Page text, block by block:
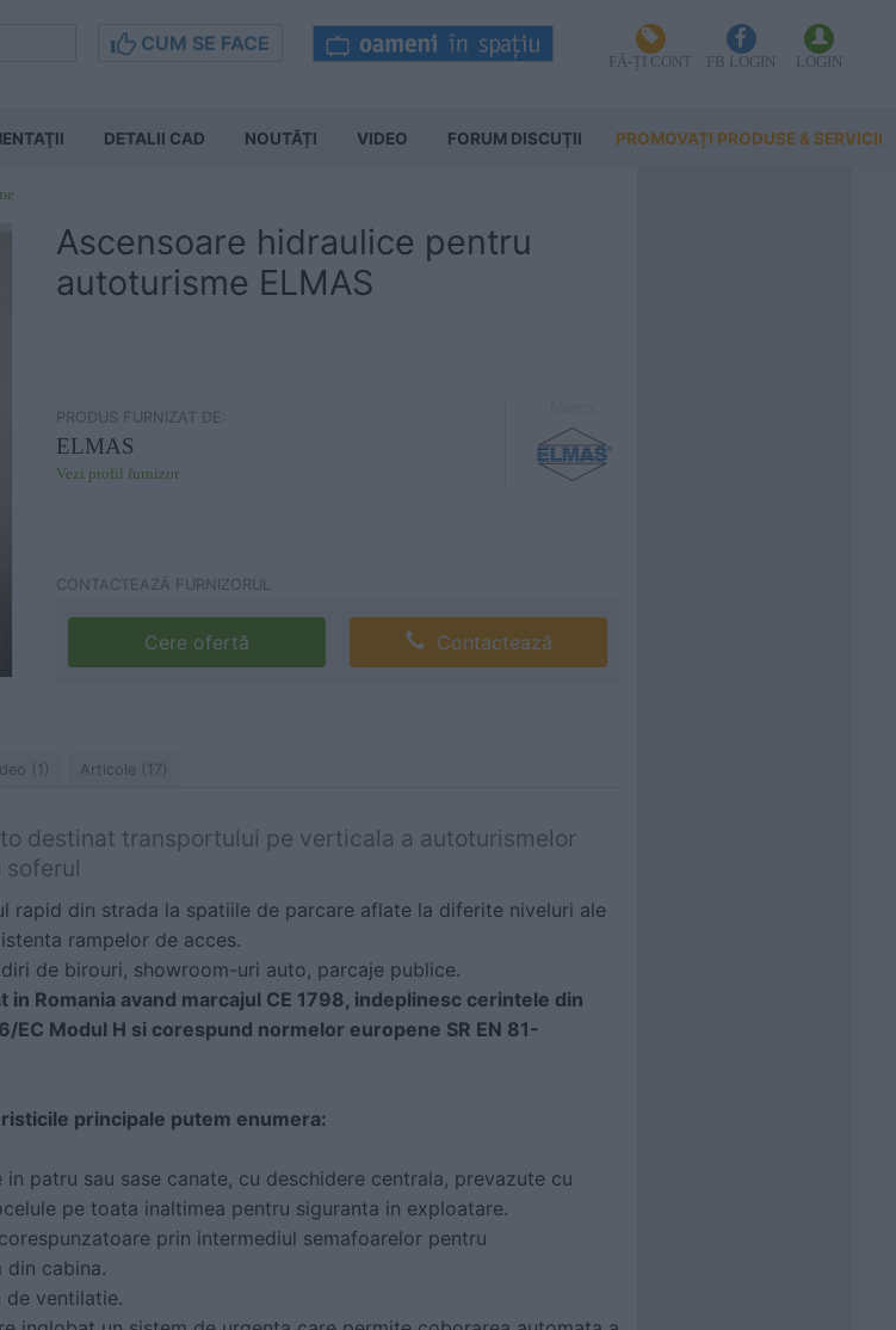
CUM SE FACE
FĂ-ȚI CONT FB LOGIN LOGIN
DETALII CAD NOUTĂȚI VIDEO FORUM DISCUŢII PROMOVAȚI PRODUSE & SERVICII
Ascensoare hidraulice pentru
autoturisme ELMAS
PRODUS FURNIZAT DE:
ELMAS
Vezi profil furnizor
CONTACTEAZĂ FURNIZORUL
Cere ofertă Contactează
(1) Articole (17)
destinat transportului pe verticala a autoturismelor
soferul
rapid din strada la spatiile de parcare aflate la diferite niveluri ale
rampelor de acces.
de birouri, showroom-uri auto, parcaje publice.
in Romania avand marcajul CE 1798, indeplinesc cerintele din
EC Modul H si corespund normelor europene SR EN 81-
principale putem enumera:
patru sau sase canate, cu deschidere centrala, prevazute cu
pe toata inaltimea pentru siguranta in exploatare.
prin intermediul semafoarelor pentru
din cabina.
ventilatie.